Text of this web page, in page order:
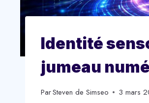
Identité
jumeau
ParSteven de Simseo 3 mars